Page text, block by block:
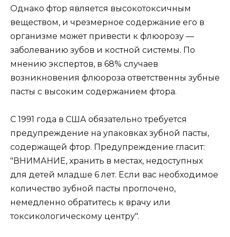
Однако фтор является высокотоксичным
веществом, и чрезмерное содержание его в
организме может привести к флюорозу —
заболеванию зубов и костной системы. По
мнению экспертов, в 68% случаев
возникновения флюороза ответственны зубные
пасты с высоким содержанием фтора.
С 1991 года в США обязательно требуется
предупреждение на упаковках зубной пасты,
содержащей фтор. Предупреждение гласит:
"ВНИМАНИЕ, хранить в местах, недоступных
для детей младше 6 лет. Если вас необходимое
количество зубной пасты проглочено,
немедленно обратитесь к врачу или
токсикологическому центру".